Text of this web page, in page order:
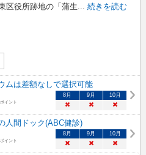
区役所跡地の「蒲生... 続きを読む
は差額なしで選択可能
ポイント
8月 9月 10月
× × ×
人間ドック(ABC健診)
ポイント
8月 9月 10月
× × ×